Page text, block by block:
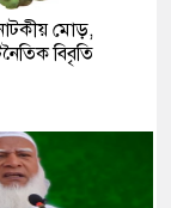
মোড়,
বিবৃতি